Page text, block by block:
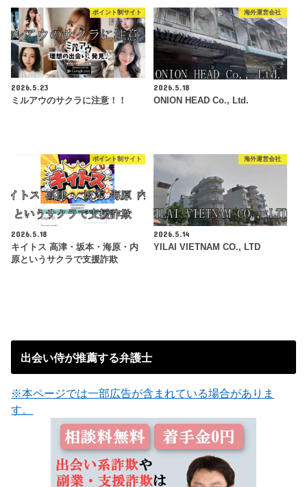
ポイント制サイト
2026.5.23
ミルアウのサクラに注意！！
海外運営会社
2026.5.18
ONION HEAD Co., Ltd.
ポイント制サイト
2026.5.18
キイトス 高津・坂本・海原・内
原というサクラで支援詐欺
海外運営会社
2026.5.14
YILAI VIETNAM CO., LTD
出会い侍が推薦する弁護士
※本ページでは一部広告が含まれている場合がありま
す。